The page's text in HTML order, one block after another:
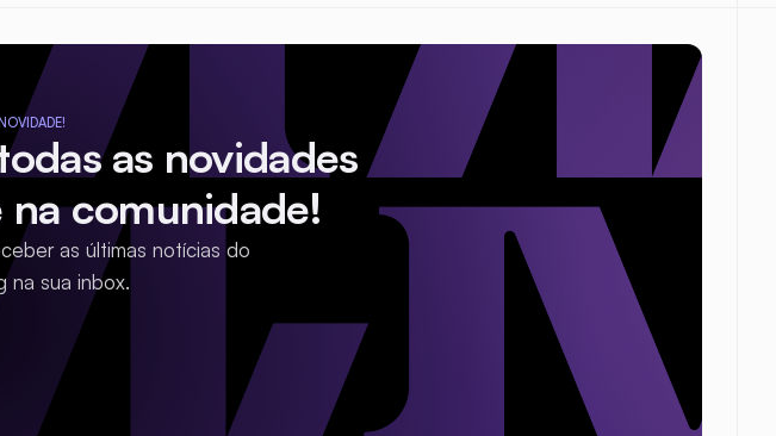
as novidades
comunidade!
as últimas notícias do
na sua inbox.